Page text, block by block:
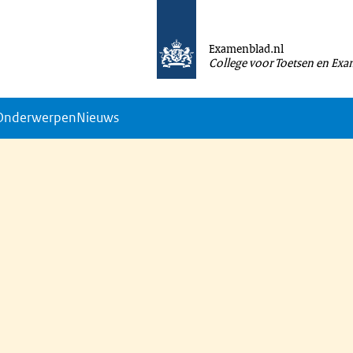
Examenblad.nl
College voor Toetsen en
Nieuws